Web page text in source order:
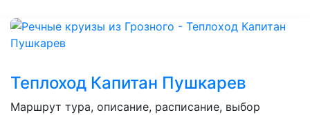
Теплоход Капитан Пушкарев
Маршрут тура, описание, расписание, выбор